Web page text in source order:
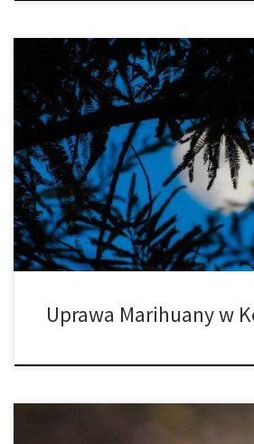
Konopie indyjskie były używane w
przyjemności i zastosowaniach
tekstylia i liny od dosłownych tysiącleci, a
krajów godzi się na legalizację marihuany
oraz rekreacyjnych, rekiny branżowe
innowacyjne technologie i produkty, które
dynamicznie rozwijający się rynek […]
Uprawa Marihuany w